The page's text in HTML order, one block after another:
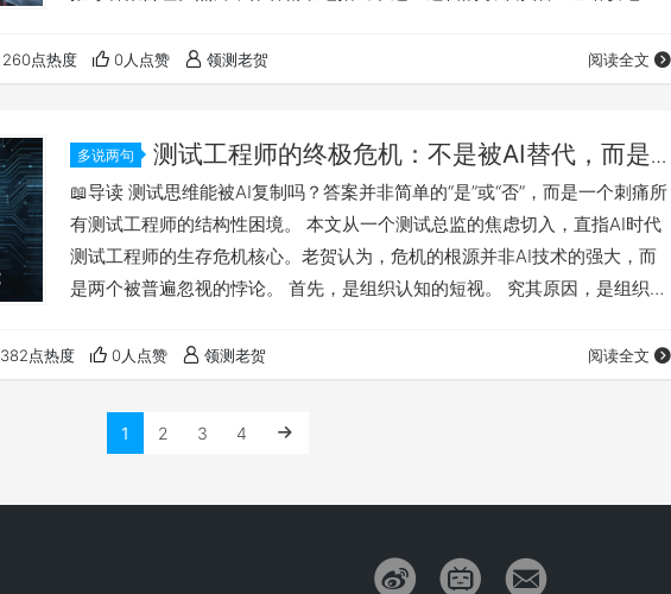
真实系统环境的设计，其“契约”根本无法覆盖现实世界的复杂性与非线性混
沌，导致验证失效。 老贺并未完全否定设计转型的价值，而是提出了更高级
260点热度 0人点赞 领测老贺 阅读全文
多说两句
测试工程师的终极危机：不是被AI替代，而是
被“可见产出”困死
📖导读 测试思维能被AI复制吗？答案并非简单的“是”或“否”，而是一个刺痛所
有测试工程师的结构性困境。 本文从一个测试总监的焦虑切入，直指AI时代
测试工程师的生存危机核心。老贺认为，危机的根源并非AI技术的强大，而
是两个被普遍忽视的悖论。 首先，是组织认知的短视。 究其原因，是组织资
的、基于业务直觉和系统经验的“前提性质疑”，虽然能规避巨大风险，却因为
无法被量化度量，在组织的决策算法中权重归零。这导致资源持续流向“执行
层”，而非“思维层”。 其次，…
382点热度 0人点赞 领测老贺 阅读全文
1 2 3 4